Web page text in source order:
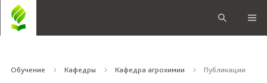
Обучение Кафедры Кафедра агрохимии Публикации